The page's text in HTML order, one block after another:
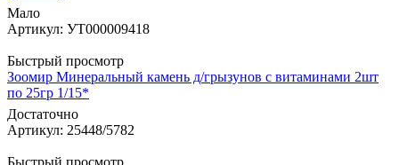
Мало
Артикул: УТ000009418
Быстрый просмотр
Зоомир Минеральный камень д/грызунов с витаминами 2шт
по 25гр 1/15*
Достаточно
Артикул: 25448/5782
Быстрый просмотр